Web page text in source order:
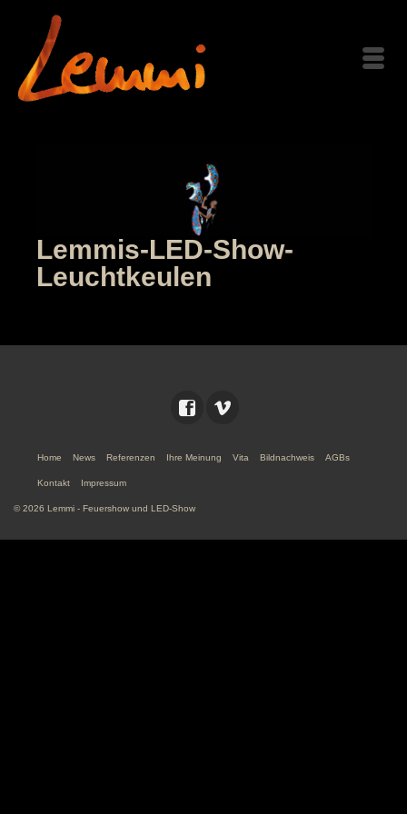
Lemmis-LED-Show-
Leuchtkeulen
Home News Referenzen Ihre Meinung Vita Bildnachweis AGBs
Kontakt Impressum
© 2026 Lemmi - Feuershow und LED-Show